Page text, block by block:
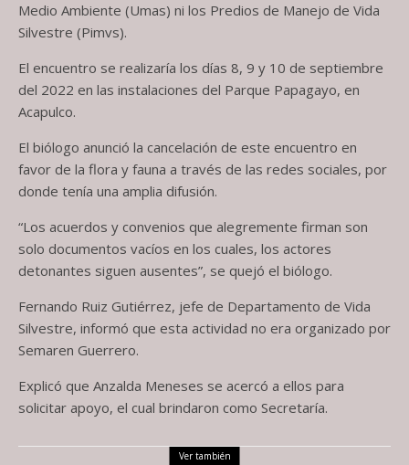
Medio Ambiente (Umas) ni los Predios de Manejo de Vida
Silvestre (Pimvs).
El encuentro se realizaría los días 8, 9 y 10 de septiembre
del 2022 en las instalaciones del Parque Papagayo, en
Acapulco.
El biólogo anunció la cancelación de este encuentro en
favor de la flora y fauna a través de las redes sociales, por
donde tenía una amplia difusión.
“Los acuerdos y convenios que alegremente firman son
solo documentos vacíos en los cuales, los actores
detonantes siguen ausentes”, se quejó el biólogo.
Fernando Ruiz Gutiérrez, jefe de Departamento de Vida
Silvestre, informó que esta actividad no era organizado por
Semaren Guerrero.
Explicó que Anzalda Meneses se acercó a ellos para
solicitar apoyo, el cual brindaron como Secretaría.
Ver también